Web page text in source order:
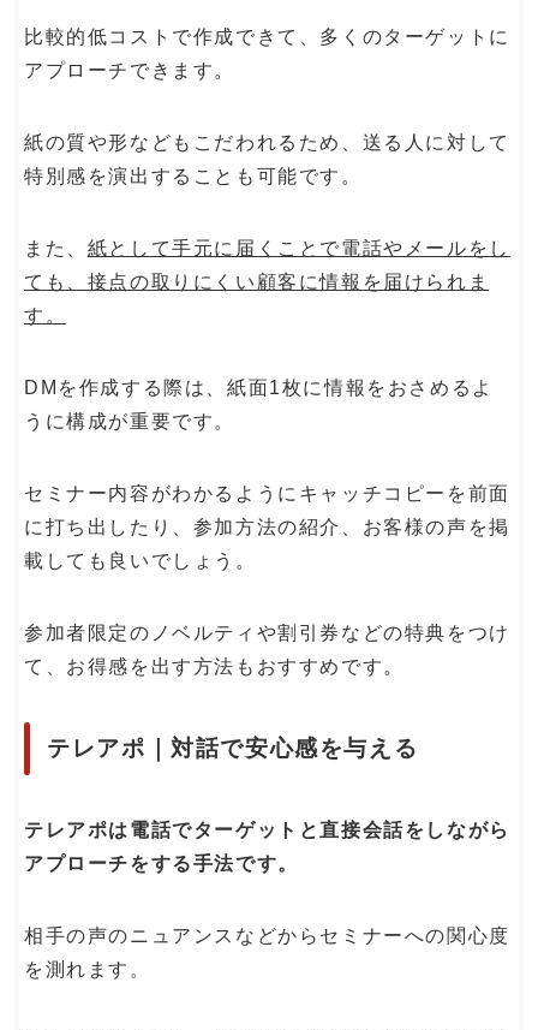
比較的低コストで作成できて、多くのターゲットに
アプローチできます。
紙の質や形などもこだわれるため、送る人に対して
特別感を演出することも可能です。
また、 紙として手元に届くことで電話やメールをし
ても、接点の取りにくい顧客に情報を届けられま
す。
DMを作成する際は、紙面1枚に情報をおさめるよ
うに構成が重要です。
セミナー内容がわかるようにキャッチコピーを前面
に打ち出したり、参加方法の紹介、お客様の声を掲
載しても良いでしょう。
参加者限定のノベルティや割引券などの特典をつけ
て、お得感を出す方法もおすすめです。
テレアポ｜対話で安心感を与える
テレアポは電話でターゲットと直接会話をしながら
アプローチをする手法です。
相手の声のニュアンスなどからセミナーへの関心度
を測れます。